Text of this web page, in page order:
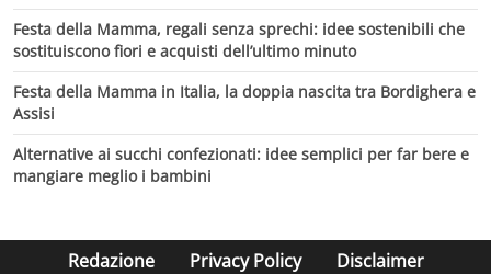
Festa della Mamma, regali senza sprechi: idee sostenibili che
sostituiscono fiori e acquisti dell’ultimo minuto
Festa della Mamma in Italia, la doppia nascita tra Bordighera e
Assisi
Alternative ai succhi confezionati: idee semplici per far bere e
mangiare meglio i bambini
Redazione Privacy Policy Disclaimer